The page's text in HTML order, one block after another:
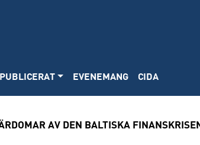
PUBLICERAT EVENEMANG CIDA
AV DEN BALTISKA